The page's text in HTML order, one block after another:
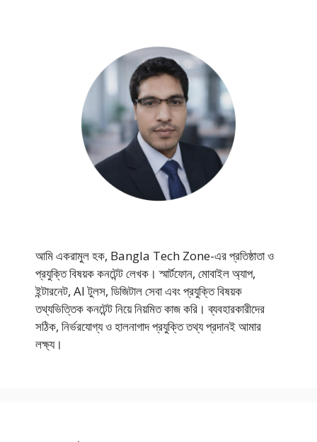
আমি একরামুল হক, Bangla Tech Zone-এর প্রতিষ্ঠাতা ও
প্রযুক্তি বিষয়ক কনটেন্ট লেখক। স্মার্টফোন, মোবাইল অ্যাপ,
ইন্টারনেট, AI টুলস, ডিজিটাল সেবা এবং প্রযুক্তি বিষয়ক
তথ্যভিত্তিক কনটেন্ট নিয়ে নিয়মিত কাজ করি। ব্যবহারকারীদের
সঠিক, নির্ভরযোগ্য ও হালনাগাদ প্রযুক্তি তথ্য প্রদানই আমার
লক্ষ্য।